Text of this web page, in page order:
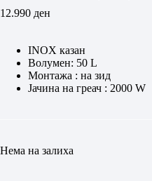
12.990 ден
INOX казан
Волумен: 50 L
Монтажа : на зид
Јачина на греач : 2000 W
Нема на залиха